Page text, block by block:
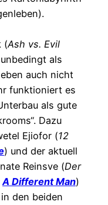
(Ash vs. Evil
als
auch nicht
funktioniert es
als gute
Dazu
Ejiofor (12
) und der aktuell
Reinsve (Der
A Different Man)
den beiden